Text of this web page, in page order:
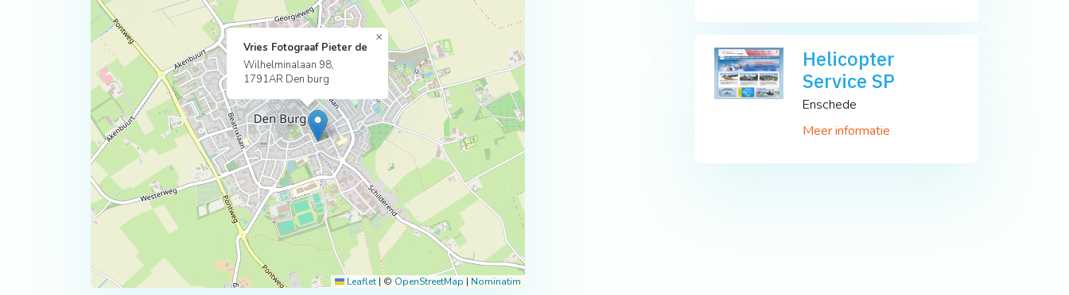
Vries Fotograaf Pieter de
Wilhelminalaan 98,
1791AR Den burg
×
Leaflet | © OpenStreetMap | Nominatim
Helicopter
Service SP
Enschede
Meer informatie